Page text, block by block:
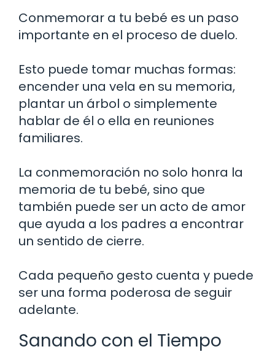
Conmemorar a tu bebé es un paso
importante en el proceso de duelo.
Esto puede tomar muchas formas:
encender una vela en su memoria,
plantar un árbol o simplemente
hablar de él o ella en reuniones
familiares.
La conmemoración no solo honra la
memoria de tu bebé, sino que
también puede ser un acto de amor
que ayuda a los padres a encontrar
un sentido de cierre.
Cada pequeño gesto cuenta y puede
ser una forma poderosa de seguir
adelante.
Sanando con el Tiempo